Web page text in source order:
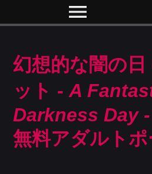
menu
幻想的な闇の日
ット -A
Darkness Day
無料アダルト